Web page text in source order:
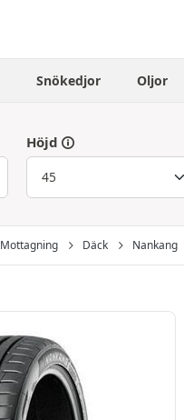
Snökedjor Oljor
Höjd
Mottagning Däck Nankang